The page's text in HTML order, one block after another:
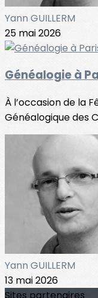
Yann GUILLERM
25 mai 2026
Généalogie à
À l’occasion de la
Généalogique des
Yann GUILLERM
13 mai 2026